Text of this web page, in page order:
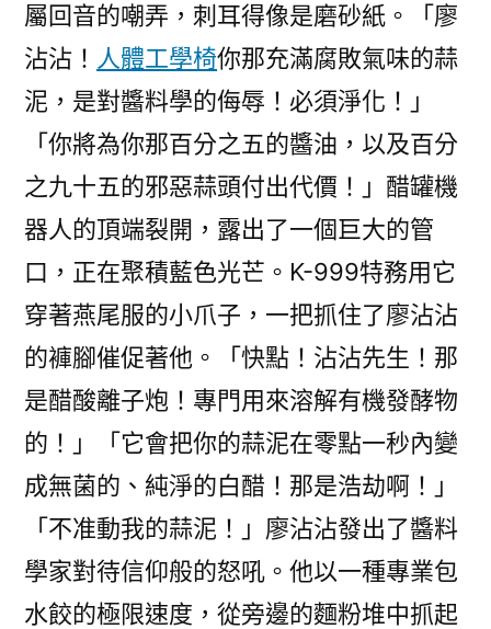
屬回音的嘲弄，刺耳得像是磨砂紙。「廖
沾沾！ 人體工學椅你那充滿腐敗氣味的蒜
泥，是對醬料學的侮辱！必須淨化！」
「你將為你那百分之五的醬油，以及百分
之九十五的邪惡蒜頭付出代價！」醋罐機
器人的頂端裂開，露出了一個巨大的管
口，正在聚積藍色光芒。K-999特務用它
穿著燕尾服的小爪子，一把抓住了廖沾沾
的褲腳催促著他。「快點！沾沾先生！那
是醋酸離子炮！專門用來溶解有機發酵物
的！」「它會把你的蒜泥在零點一秒內變
成無菌的、純淨的白醋！那是浩劫啊！」
「不准動我的蒜泥！」廖沾沾發出了醬料
學家對待信仰般的怒吼。他以一種專業包
水餃的極限速度，從旁邊的麵粉堆中抓起